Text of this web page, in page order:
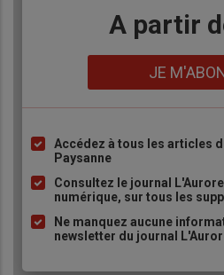
A partir
JE
Liste
puce
Accédez à tous les articles
Paysanne
Consultez le journal
numérique, sur tous les
Ne manquez aucune
newsletter du journal